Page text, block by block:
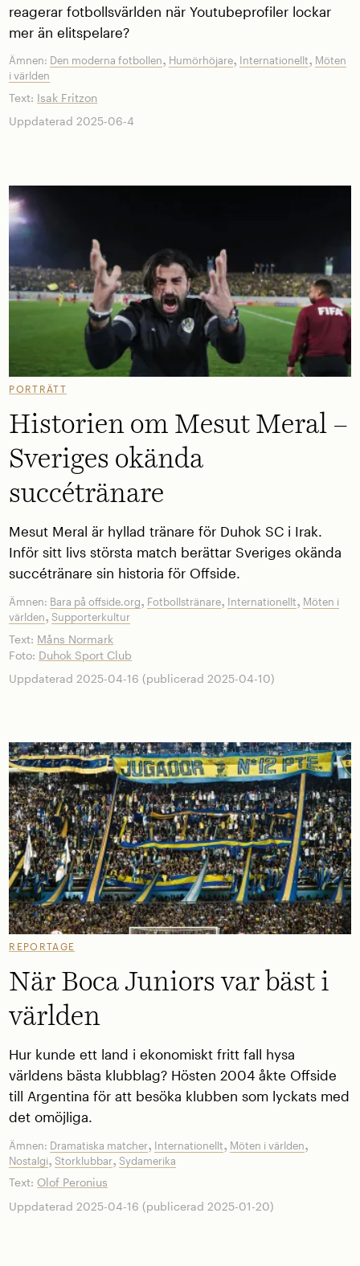
reagerar fotbollsvärlden när Youtubeprofiler lockar
mer än elitspelare?
Ämnen: Den moderna fotbollen, Humörhöjare, Internationellt, Möten
i världen
Text: Isak Fritzon
Uppdaterad 2025-06-4
PORTRÄTT
Historien om Mesut Meral –
Sveriges okända
succétränare
Mesut Meral är hyllad tränare för Duhok SC i Irak.
Inför sitt livs största match berättar Sveriges okända
succétränare sin historia för Offside.
Ämnen: Bara på offside.org, Fotbollstränare, Internationellt, Möten i
världen,Supporterkultur
Text: Måns Normark
Foto: Duhok Sport Club
Uppdaterad 2025-04-16 (publicerad 2025-04-10)
REPORTAGE
När Boca Juniors var bäst i
världen
Hur kunde ett land i ekonomiskt fritt fall hysa
världens bästa klubblag? Hösten 2004 åkte Offside
till Argentina för att besöka klubben som lyckats med
det omöjliga.
Ämnen: Dramatiska matcher, Internationellt, Möten i världen,
Nostalgi,Storklubbar,Sydamerika
Text: Olof Peronius
Uppdaterad 2025-04-16 (publicerad 2025-01-20)